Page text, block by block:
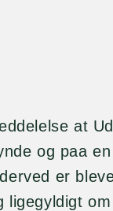
at
og paa
er
ligegyldigt